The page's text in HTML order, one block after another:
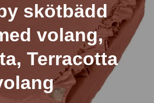
skötbädd
volang,
Terracotta